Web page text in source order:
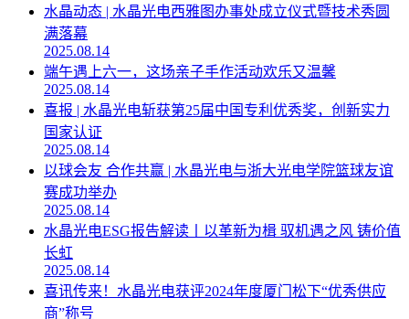
水晶动态 | 水晶光电西雅图办事处成立仪式暨技术秀圆
满落幕
2025.08.14
端午遇上六一，这场亲子手作活动欢乐又温馨
2025.08.14
喜报 | 水晶光电斩获第25届中国专利优秀奖，创新实力
国家认证
2025.08.14
以球会友 合作共赢 | 水晶光电与浙大光电学院篮球友谊
赛成功举办
2025.08.14
水晶光电ESG报告解读丨以革新为楫 驭机遇之风 铸价值
长虹
2025.08.14
喜讯传来！水晶光电获评2024年度厦门松下“优秀供应
商”称号